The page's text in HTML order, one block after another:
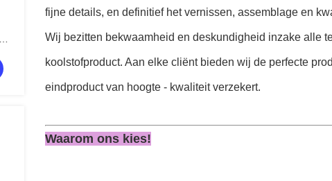
fijne details, en definitief het vernissen, assemblage en
Wij bezitten bekwaamheid en deskundigheid inzake alle
koolstofproduct. Aan elke cliënt bieden wij de perfecte
eindproduct van hoogte - kwaliteit verzekert.
Waarom ons kies!